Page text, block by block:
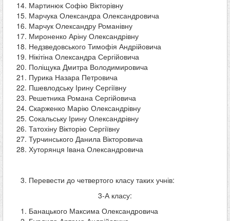
Мартинюк Софію Вікторівну
Марчука Олександра Олександровича
Марчук Олександру Романівну
Мироненко Аріну Олександрівну
Недзведовського Тимофія Андрійовича
Нікітіна Олександра Сергійовича
Поліщука Дмитра Володимировича
Пурика Назара Петровича
Пшевлодську Ірину Сергіївну
Решетника Романа Сергійовича
Скарженко Марію Олександрівну
Сокальську Ірину Олександрівну
Татохіну Вікторію Сергіївну
Турчинського Данила Вікторовича
Хуторянця Івана Олександровича
Перевести до четвертого класу таких учнів:
3-А класу:
Банацького Максима Олександровича